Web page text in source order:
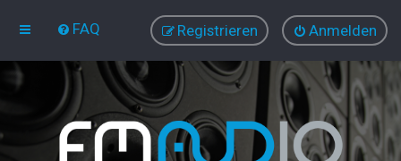
FAQ Anmelden
Registrieren